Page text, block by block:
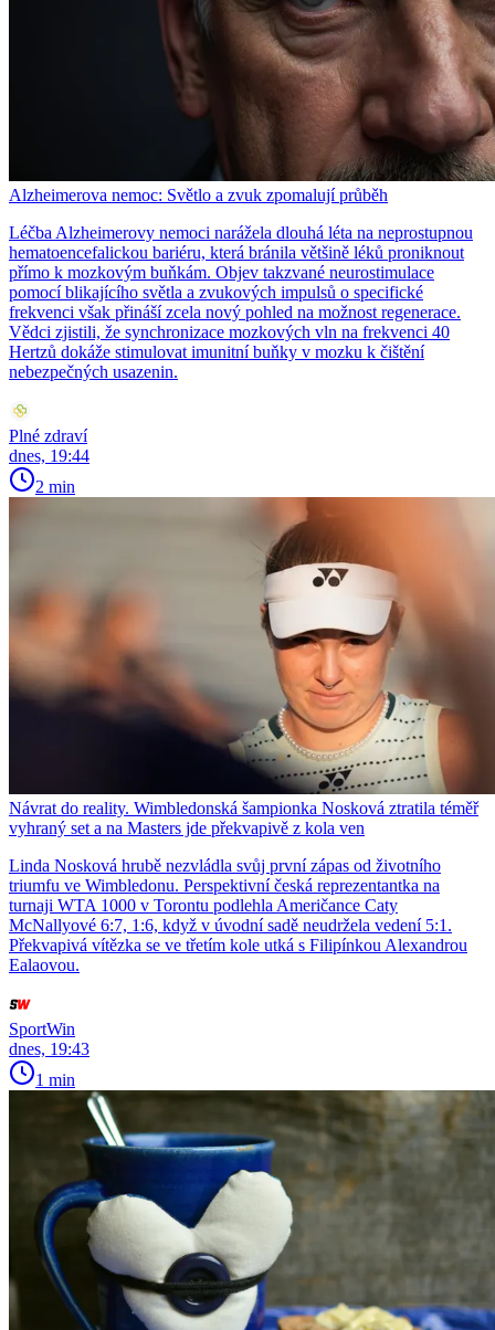
Alzheimerova nemoc: Světlo a zvuk zpomalují průběh
Léčba Alzheimerovy nemoci narážela dlouhá léta na neprostupnou
hematoencefalickou bariéru, která bránila většině léků proniknout
přímo k mozkovým buňkám. Objev takzvané neurostimulace
pomocí blikajícího světla a zvukových impulsů o specifické
frekvenci však přináší zcela nový pohled na možnost regenerace.
Vědci zjistili, že synchronizace mozkových vln na frekvenci 40
Hertzů dokáže stimulovat imunitní buňky v mozku k čištění
nebezpečných usazenin.
Plné zdraví
dnes, 19:44
2 min
Návrat do reality. Wimbledonská šampionka Nosková ztratila téměř
vyhraný set a na Masters jde překvapivě z kola ven
Linda Nosková hrubě nezvládla svůj první zápas od životního
triumfu ve Wimbledonu. Perspektivní česká reprezentantka na
turnaji WTA 1000 v Torontu podlehla Američance Caty
McNallyové 6:7, 1:6, když v úvodní sadě neudržela vedení 5:1.
Překvapivá vítězka se ve třetím kole utká s Filipínkou Alexandrou
Ealaovou.
SportWin
dnes, 19:43
1 min